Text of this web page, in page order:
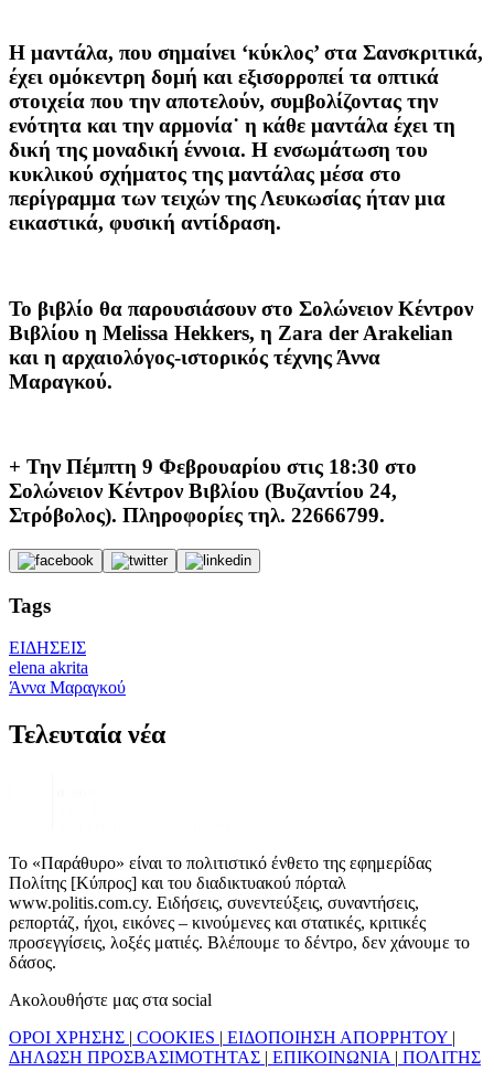
Η μαντάλα, που σημαίνει ‘κύκλος’ στα Σανσκριτικά,
έχει ομόκεντρη δομή και εξισορροπεί τα οπτικά
στοιχεία που την αποτελούν, συμβολίζοντας την
ενότητα και την αρμονία˙ η κάθε μαντάλα έχει τη
δική της μοναδική έννοια. Η ενσωμάτωση του
κυκλικού σχήματος της μαντάλας μέσα στο
περίγραμμα των τειχών της Λευκωσίας ήταν μια
εικαστικά, φυσική αντίδραση.
Το βιβλίο θα παρουσιάσουν στο Σολώνειον Κέντρον
Βιβλίου η Melissa Hekkers, η Zara der Arakelian
και η αρχαιολόγος-ιστορικός τέχνης Άννα
Μαραγκού.
+ Την Πέμπτη 9 Φεβρουαρίου στις 18:30 στο
Σολώνειον Κέντρον Βιβλίου (Βυζαντίου 24,
Στρόβολος). Πληροφορίες τηλ. 22666799.
Tags
ΕΙΔΗΣΕΙΣ
elena akrita
Άννα Μαραγκού
Τελευταία νέα
Το «Παράθυρο» είναι το πολιτιστικό ένθετο της εφημερίδας
Πολίτης [Κύπρος] και του διαδικτυακού πόρταλ
www.politis.com.cy. Ειδήσεις, συνεντεύξεις, συναντήσεις,
ρεπορτάζ, ήχοι, εικόνες – κινούμενες και στατικές, κριτικές
προσεγγίσεις, λοξές ματιές. Βλέπουμε το δέντρο, δεν χάνουμε το
δάσος.
Ακολουθήστε μας στα social
ΟΡΟΙ ΧΡΗΣΗΣ | COOKIES | ΕΙΔΟΠΟΙΗΣΗ ΑΠΟΡΡΗΤΟΥ |
ΔΗΛΩΣΗ ΠΡΟΣΒΑΣΙΜΟΤΗΤΑΣ | ΕΠΙΚΟΙΝΩΝΙΑ | ΠΟΛΙΤΗΣ